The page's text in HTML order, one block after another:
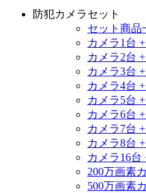
防犯カメラセット
セット商品
カメラ1台
カメラ2台
カメラ3台
カメラ4台
カメラ5台
カメラ6台
カメラ7台
カメラ8台
カメラ16台
200万画素
500万画素